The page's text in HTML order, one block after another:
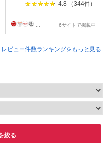
4.8 （344件）
6サイトで掲載中
レビュー件数ランキングをもっと見る
絞る